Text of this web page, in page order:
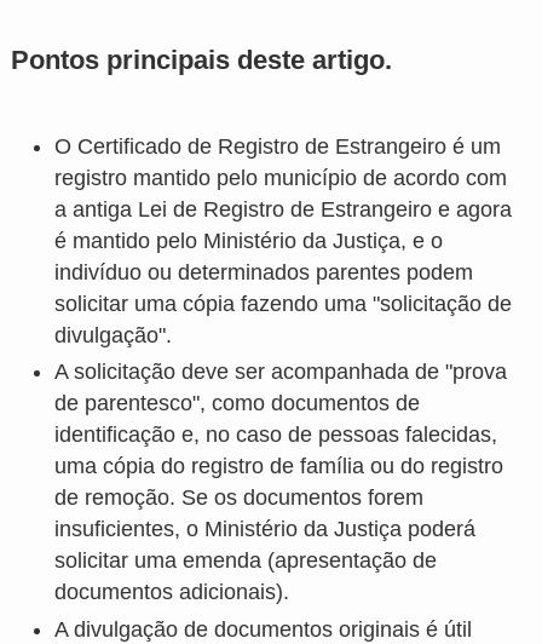
Pontos principais deste artigo.
O Certificado de Registro de Estrangeiro é um
registro mantido pelo município de acordo com
a antiga Lei de Registro de Estrangeiro e agora
é mantido pelo Ministério da Justiça, e o
indivíduo ou determinados parentes podem
solicitar uma cópia fazendo uma "solicitação de
divulgação".
A solicitação deve ser acompanhada de "prova
de parentesco", como documentos de
identificação e, no caso de pessoas falecidas,
uma cópia do registro de família ou do registro
de remoção. Se os documentos forem
insuficientes, o Ministério da Justiça poderá
solicitar uma emenda (apresentação de
documentos adicionais).
A divulgação de documentos originais é útil